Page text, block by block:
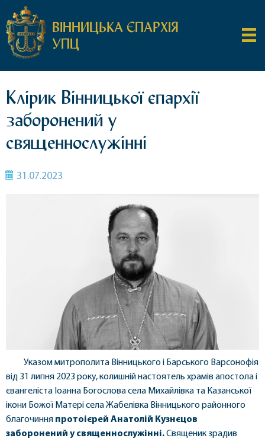
ВІННИЦЬКА ЄПАРХІЯ
УПЦ
Клірик Вінницької єпархії
заборонений у
священнослужінні
31.07.2023
Указом митрополита Вінницького і Барського Варсонофія
від 31 липня 2023 року, колишній настоятель храмів апостола і
євангеліста Іоанна Богослова села Михайлівка та Казанської
ікони Божої Матері села Жабелівка Вінницького районного
благочиння протоієрей Анатолій Кузнєцов
заборонений у священнослужінні.Священик зрадив